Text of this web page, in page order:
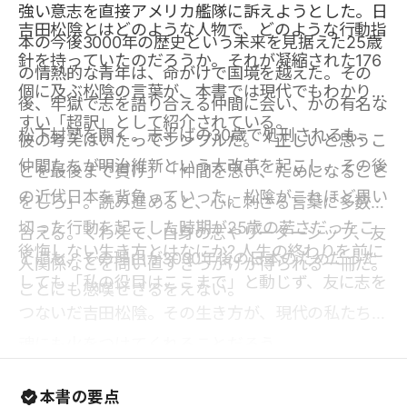
強い意志を直接アメリカ艦隊に訴えようとした。日
本の今後3000年の歴史という未来を見据えた25歳
の情熱的な青年は、命がけで国境を越えた。その
後、牢獄で志を語り合える仲間に会い、かの有名な
松下村塾を開く。志半ばの30歳で処刑されるも、
仲間たちが明治維新という大改革を起こし、その後
の近代日本を背負っていった。松陰がこれほど思い
切った行動を起こした時期が25歳の若さだったこ
とにも、その理由が3000年後の日本のためだった
ことにも感嘆せざるをえない。
吉田松陰とはどのような人物で、どのような行動指
針を持っていたのだろうか。それが凝縮された176
個に及ぶ松陰の言葉が、本書では現代でもわかりや
すい「超訳」として紹介されている。
彼の考えはいたってシンプルだ。「正しいと思うこ
とを最後まで貫け」「仲間を思い、ためになること
をしろ」。読み進めると、心に刺さる言葉に多数出
合える。くわえて、自身の志やリーダーシップ、友
人関係などを問い直すきっかけが得られる一冊だ。
後悔しない生き方とはなにか? 人生の終わりを前に
しても「私の役目はここまで」と動じず、友に志を
つないだ吉田松陰。その生き方が、現代の私たちの
本書の要点